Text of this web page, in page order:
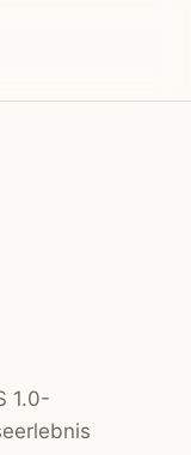
1.0-